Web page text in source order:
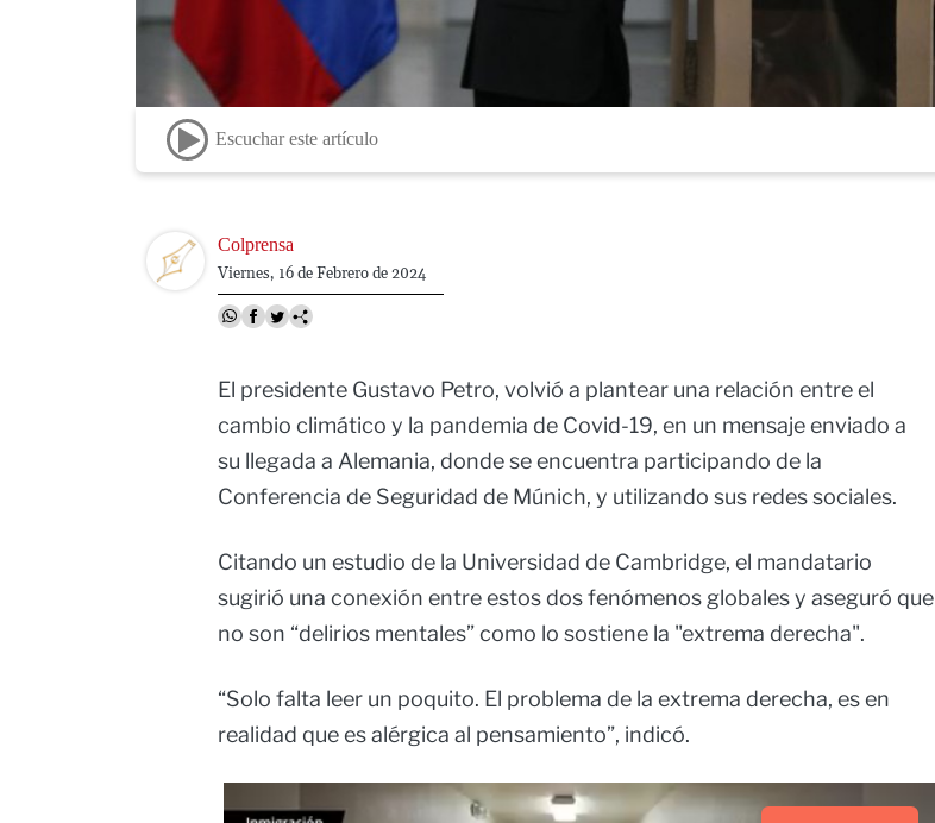
Escuchar este artículo
Image Colprensa
Viernes, 16 de Febrero de 2024
El presidente Gustavo Petro, volvió a plantear una relación entre el
cambio climático y la pandemia de Covid-19, en un mensaje enviado a
su llegada a Alemania, donde se encuentra participando de la
Conferencia de Seguridad de Múnich, y utilizando sus redes sociales.
Citando un estudio de la Universidad de Cambridge, el mandatario
sugirió una conexión entre estos dos fenómenos globales y aseguró que
no son “delirios mentales” como lo sostiene la "extrema derecha".
“Solo falta leer un poquito. El problema de la extrema derecha, es en
realidad que es alérgica al pensamiento”, indicó.